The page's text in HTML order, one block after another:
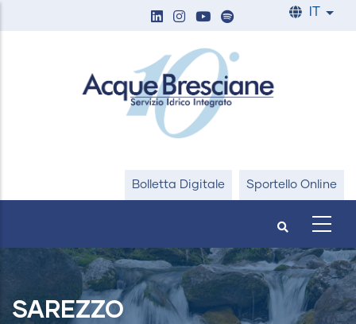
List
Bolletta Digitale Sportello Online
SAREZZO